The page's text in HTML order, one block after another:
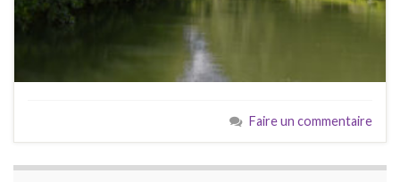
Faire un commentaire